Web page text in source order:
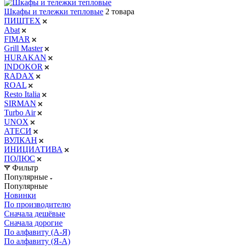
Шкафы и тележки тепловые 2 товара
ПИЩТЕХ
Abat
FIMAR
Grill Master
HURAKAN
INDOKOR
RADAX
ROAL
Resto Italia
SIRMAN
Turbo Air
UNOX
АТЕСИ
ВУЛКАН
ИНИЦИАТИВА
ПОЛЮС
Фильтр
Популярные
Популярные
Новинки
По производителю
Сначала дешёвые
Сначала дорогие
По алфавиту (А-Я)
По алфавиту (Я-А)